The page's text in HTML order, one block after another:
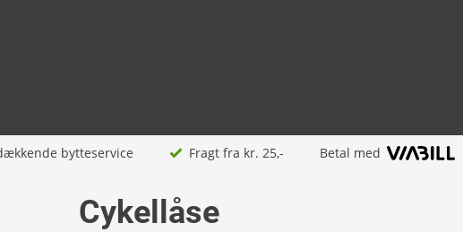
bytteservice Fragt fra kr. 25,- Betal med
Cykellåse